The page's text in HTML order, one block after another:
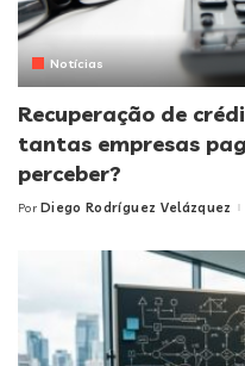
Notícias
Recuperação de
tantas empresas
perceber?
Posted
Por Diego Rodríguez Velázquez